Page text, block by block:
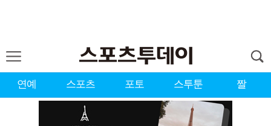
연예 스포츠 포토 스투툰 짤